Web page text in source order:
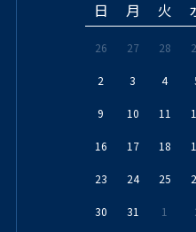
日 月 火
26 27 28
2 3 4
9 10 11
16 17 18
23 24 25
30 31 1